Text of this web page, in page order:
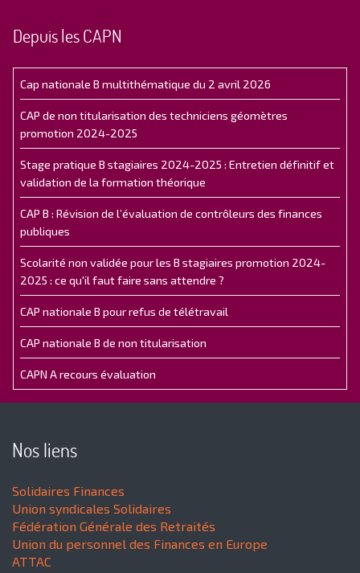
Depuis les CAPN
Cap nationale B multithématique du 2 avril 2026
CAP de non titularisation des techniciens géomètres
promotion 2024-2025
Stage pratique B stagiaires 2024-2025 : Entretien définitif et
validation de la formation théorique
CAP B : Révision de l’évaluation de contrôleurs des finances
publiques
Scolarité non validée pour les B stagiaires promotion 2024-
2025 : ce qu'il faut faire sans attendre ?
CAP nationale B pour refus de télétravail
CAP nationale B de non titularisation
CAPN A recours évaluation
Nos liens
Solidaires Finances
Union syndicales Solidaires
Fédération Générale des Retraités
Union du personnel des Finances en Europe
ATTAC